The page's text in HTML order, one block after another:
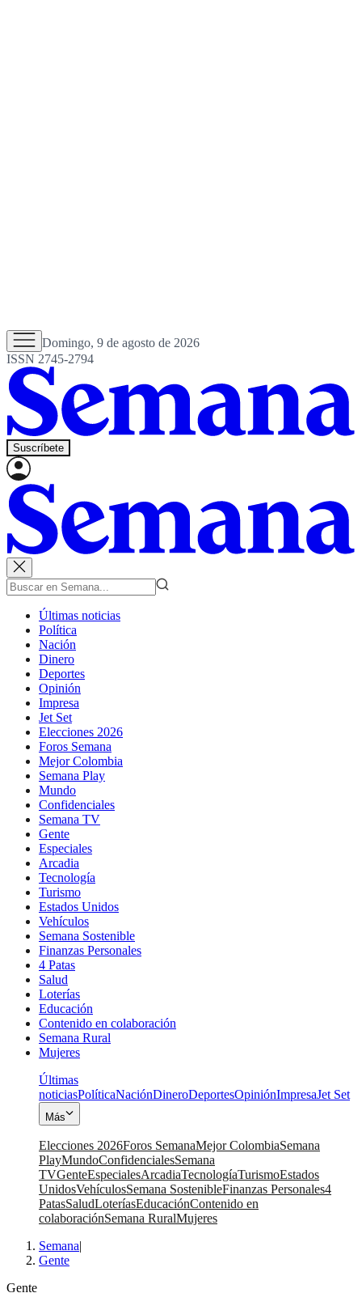
Domingo, 9 de agosto de 2026
ISSN 2745-2794
Suscríbete
Últimas noticias
Política
Nación
Dinero
Deportes
Opinión
Impresa
Jet Set
Elecciones 2026
Foros Semana
Mejor Colombia
Semana Play
Mundo
Confidenciales
Semana TV
Gente
Especiales
Arcadia
Tecnología
Turismo
Estados Unidos
Vehículos
Semana Sostenible
Finanzas Personales
4 Patas
Salud
Loterías
Educación
Contenido en colaboración
Semana Rural
Mujeres
Últimas
noticiasPolíticaNaciónDineroDeportesOpiniónImpresaJet Set
Más
Elecciones 2026Foros SemanaMejor ColombiaSemana
PlayMundoConfidencialesSemana
TVGenteEspecialesArcadiaTecnologíaTurismoEstados
UnidosVehículosSemana SostenibleFinanzas Personales4
PatasSaludLoteríasEducaciónContenido en
colaboraciónSemana RuralMujeres
Semana|
Gente
Gente